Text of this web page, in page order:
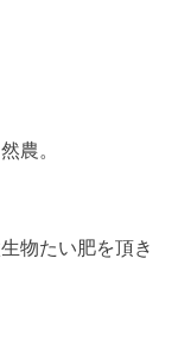
農。
物たい肥を頂き